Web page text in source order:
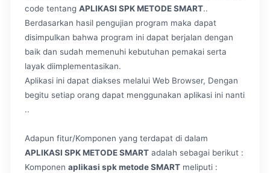
code tentang APLIKASI SPK METODE SMART..
Berdasarkan hasil pengujian program maka dapat
disimpulkan bahwa program ini dapat berjalan dengan
baik dan sudah memenuhi kebutuhan pemakai serta
layak diimplementasikan.
Aplikasi ini dapat diakses melalui Web Browser, Dengan
begitu setiap orang dapat menggunakan aplikasi ini nanti
..
Adapun fitur/Komponen yang terdapat di dalam
APLIKASI SPK METODE SMART adalah sebagai berikut :
Komponen aplikasi spk metode SMART meliputi :